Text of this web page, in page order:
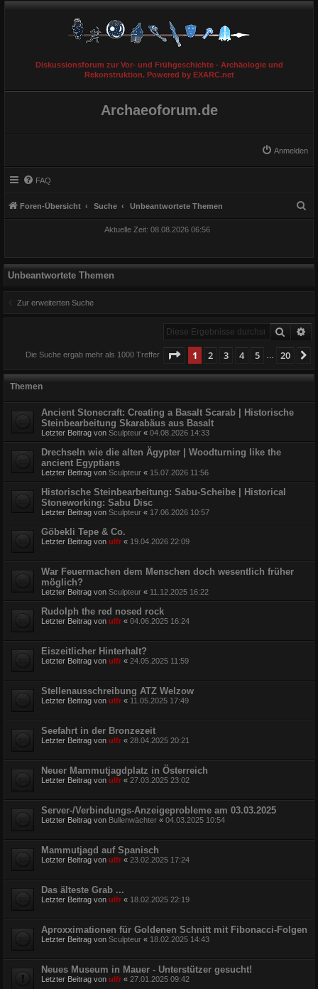
Diskussionsforum zur Vor- und Frühgeschichte - Archäologie und
Rekonstruktion. Powered by EXARC.net
Archaeoforum.de
Anmelden
FAQ
Foren-Übersicht Suche Unbeantwortete Themen
Aktuelle Zeit: 08.08.2026 06:56
Unbeantwortete Themen
Zur erweiterten Suche
Suche
Die Suche ergab mehr als 1000 Treffer Seite 1von 20
1 2 3 4 5 20
Themen
Ancient Stonecraft: Creating a Basalt Scarab | Historische
Steinbearbeitung Skarabäus aus Basalt
Letzter Beitrag von Sculpteur « 04.08.2026 14:33
Drechseln wie die alten Ägypter | Woodturning like the
ancient Egyptians
Letzter Beitrag von Sculpteur « 15.07.2026 11:56
Historische Steinbearbeitung: Sabu-Scheibe | Historical
Stoneworking: Sabu Disc
Letzter Beitrag von Sculpteur « 17.06.2026 10:57
Göbekli Tepe & Co.
Letzter Beitrag von ulfr « 19.04.2026 22:09
War Feuermachen dem Menschen doch wesentlich früher
möglich?
Letzter Beitrag von Sculpteur « 11.12.2025 16:22
Rudolph the red nosed rock
Letzter Beitrag von ulfr « 04.06.2025 16:24
Eiszeitlicher Hinterhalt?
Letzter Beitrag von ulfr « 24.05.2025 11:59
Stellenausschreibung ATZ Welzow
Letzter Beitrag von ulfr « 11.05.2025 17:49
Seefahrt in der Bronzezeit
Letzter Beitrag von ulfr « 28.04.2025 20:21
Neuer Mammutjagdplatz in Österreich
Letzter Beitrag von ulfr « 27.03.2025 23:02
Server-/Verbindungs-Anzeigeprobleme am 03.03.2025
Letzter Beitrag von Bullenwächter « 04.03.2025 10:54
Mammutjagd auf Spanisch
Letzter Beitrag von ulfr « 23.02.2025 17:24
Das älteste Grab ...
Letzter Beitrag von ulfr « 18.02.2025 22:19
Aproxximationen für Goldenen Schnitt mit Fibonacci-Folgen
Letzter Beitrag von Sculpteur « 18.02.2025 14:43
Neues Museum in Mauer - Unterstützer gesucht!
Letzter Beitrag von ulfr « 27.01.2025 09:42